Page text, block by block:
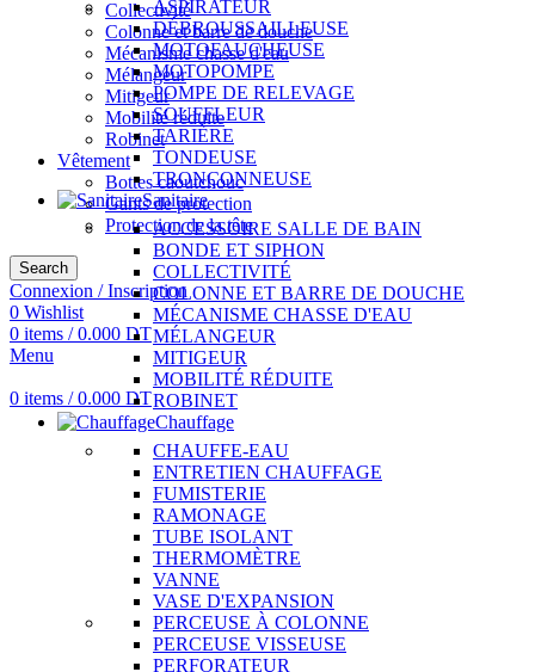
Collectivité
Colonne et barre de douche
Mécanisme chasse d'eau
Mélangeur
Mitigeur
Mobilité réduite
Robinet
Vêtement
Bottes caoutchouc
Gants de protection
Protection de la tête
Search
Connexion / Inscription
0 Wishlist
0 items / 0.000 DT
Menu
0 items / 0.000 DT
ASPIRATEUR
DÉBROUSSAILLEUSE
MOTOFAUCHEUSE
MOTOPOMPE
POMPE DE RELEVAGE
SOUFFLEUR
TARIÈRE
TONDEUSE
TRONÇONNEUSE
Sanitaire
ACCESSOIRE SALLE DE BAIN
BONDE ET SIPHON
COLLECTIVITÉ
COLONNE ET BARRE DE DOUCHE
MÉCANISME CHASSE D'EAU
MÉLANGEUR
MITIGEUR
MOBILITÉ RÉDUITE
ROBINET
Chauffage
CHAUFFE-EAU
ENTRETIEN CHAUFFAGE
FUMISTERIE
RAMONAGE
TUBE ISOLANT
THERMOMÈTRE
VANNE
VASE D'EXPANSION
PERCEUSE À COLONNE
PERCEUSE VISSEUSE
PERFORATEUR